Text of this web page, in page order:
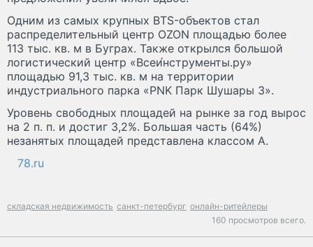
Одним из самых крупных BTS-объектов стал
распределительный центр OZON площадью более
113 тыс. кв. м в Буграх. Также открылся большой
логистический центр «Всеи́нструменты.ру»
площадью 91,3 тыс. кв. м на территории
индустриального парка «PNK Парк Шушары 3».
Уровень свободных площадей на рынке за год вырос
на 2 п. п. и достиг 3,2%. Большая часть (64%)
незанятых площадей представлена классом А.
78.ru
складская недвижимость санкт-петербург онлайн-ритейлеры
160 просмотров всего.